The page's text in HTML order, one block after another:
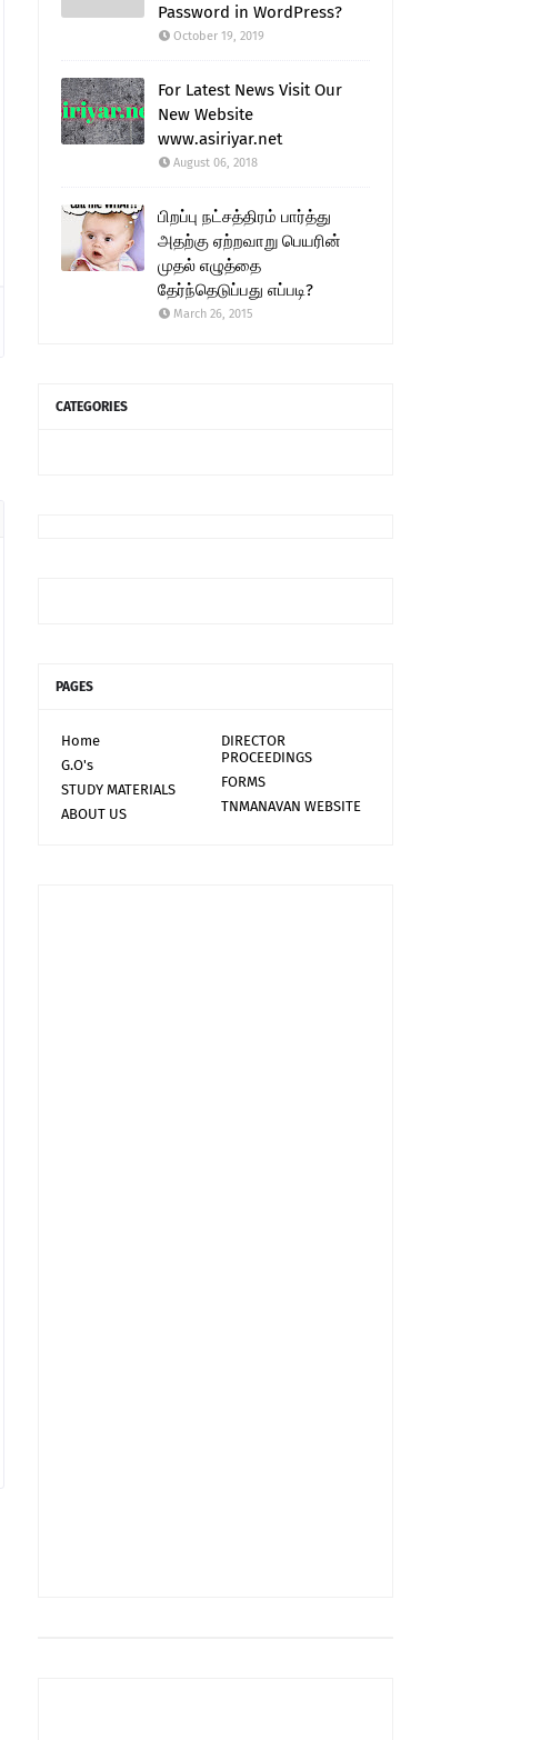
Password in WordPress?
October 19, 2019
For Latest News Visit Our
New Website
www.asiriyar.net
August 06, 2018
பிறப்பு நட்சத்திரம் பார்த்து
அதற்கு ஏற்றவாறு பெயரின்
முதல் எழுத்தை
தேர்ந்தெடுப்பது எப்படி?
March 26, 2015
CATEGORIES
PAGES
Home
DIRECTOR
PROCEEDINGS
G.O's
FORMS
STUDY MATERIALS
TNMANAVAN WEBSITE
ABOUT US